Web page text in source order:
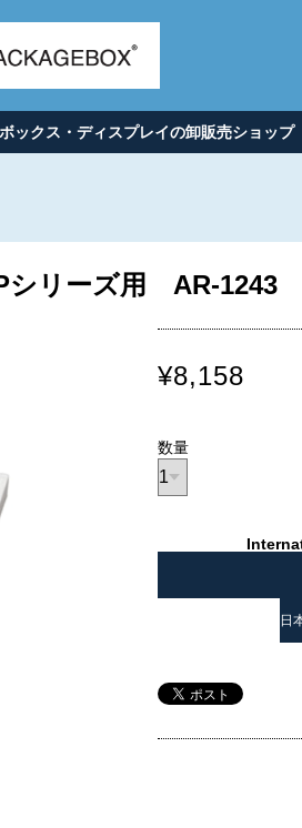
ックス・ディスプレイの卸販売ショップ
シリーズ用 AR-1243
¥8,158
数量
日